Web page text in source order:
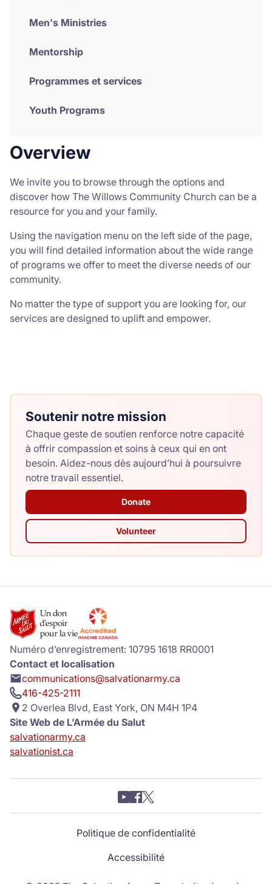
Men's Ministries
Mentorship
Programmes et services
Youth Programs
Overview
We invite you to browse through the options and
discover how The Willows Community Church can be a
resource for you and your family.
Using the navigation menu on the left side of the page,
you will find detailed information about the wide range
of programs we offer to meet the diverse needs of our
community.
No matter the type of support you are looking for, our
services are designed to uplift and empower.
Soutenir notre mission
Chaque geste de soutien renforce notre capacité
à offrir compassion et soins à ceux qui en ont
besoin. Aidez-nous dès aujourd’hui à poursuivre
notre travail essentiel.
Donate
Volunteer
Numéro d’enregistrement: 10795 1618 RR0001
Contact et localisation
communications@salvationarmy.ca
416-425-2111
2 Overlea Blvd, East York, ON M4H 1P4
Site Web de L’Armée du Salut
salvationarmy.ca
salvationist.ca
Politique de confidentialité
Accessibilité